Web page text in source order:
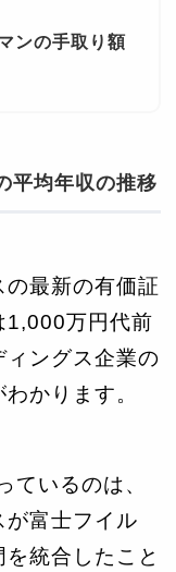
ンの手取り額
平均年収の推移
最新の有価証
1,000万円代前
ングス企業の
かります。
ているのは、
が富士フイル
統合したこと